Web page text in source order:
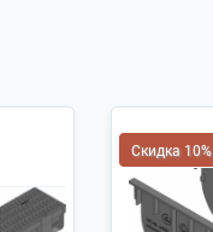
Скидка 10%